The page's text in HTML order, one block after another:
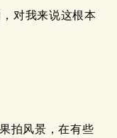
对我来说这根本
拍风景，在有些